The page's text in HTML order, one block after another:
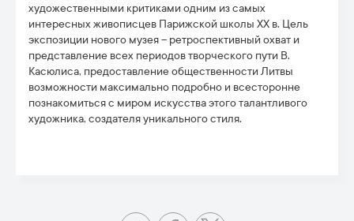
художественными критиками одним из самых
интересных живописцев Парижской школы ХХ в. Цель
экспозиции нового музея – ретроспективный охват и
представление всех периодов творческого пути В.
Касюлиса, предоставление общественности Литвы
возможности максимально подробно и всесторонне
познакомиться с миром искусства этого талантливого
художника, создателя уникального стиля.